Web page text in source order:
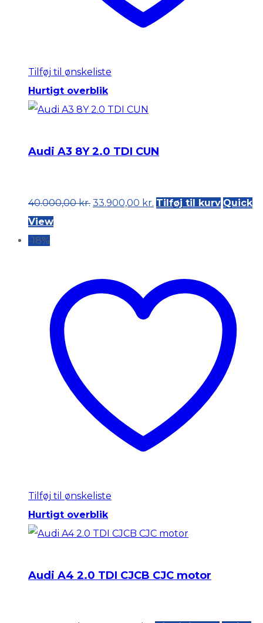
Tilføj til ønskeliste
Hurtigt overblik
Audi A3 8Y 2.0 TDI CUN
40.000,00kr. Original
33.900,00 kr. Current
Tilføj til kurv Quick
View
-18%
Tilføj til ønskeliste
Hurtigt overblik
Audi A4 2.0 TDI CJCB CJC motor